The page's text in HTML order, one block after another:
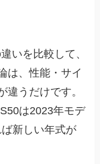
いを比較して、
は、性能・サイ
違うだけです。
は2023年モデ
新しい年式が